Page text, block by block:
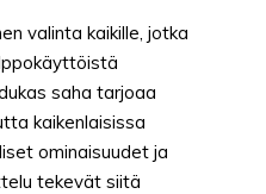
valinta kaikille, jotka
saha tarjoaa
kaikenlaisissa
ominaisuudet ja
tekevät siitä